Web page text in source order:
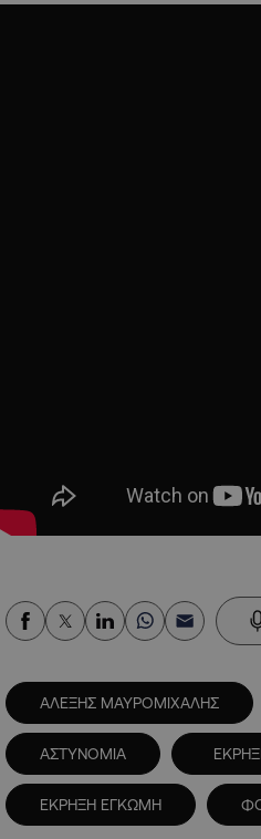
AΛΕΞΗΣ ΜΑΥΡΟΜΙΧΑΛΗΣ
ΑΣΤΥΝΟΜΙΑ
ΕΚΡΗΞΗ ΕΓΚΩΜΗ